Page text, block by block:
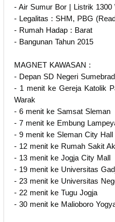
- Air Sumur Bor | Listrik 1300
- Legalitas : SHM, PBG
- Rumah Hadap : Barat
- Bangunan Tahun 2015
MAGNET KAWASAN :
- Depan SD Negeri
- 1 menit ke Gereja Katolik
Warak
- 6 menit ke Samsat Sleman
- 7 menit ke Embung
- 9 menit ke Sleman City Hall
- 12 menit ke Rumah Sakit
- 13 menit ke Jogja City Mall
- 19 menit ke Universitas
- 23 menit ke Universitas
- 22 menit ke Tugu Jogja
- 30 menit ke Malioboro